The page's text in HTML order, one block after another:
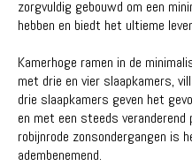
zorgvuldig gebouwd om een
hebben en biedt het ultieme
Kamerhoge ramen in de
met drie en vier slaapkamers,
drie slaapkamers geven het
en met een steeds veranderend
robijnrode zonsondergangen is
adembenemend.